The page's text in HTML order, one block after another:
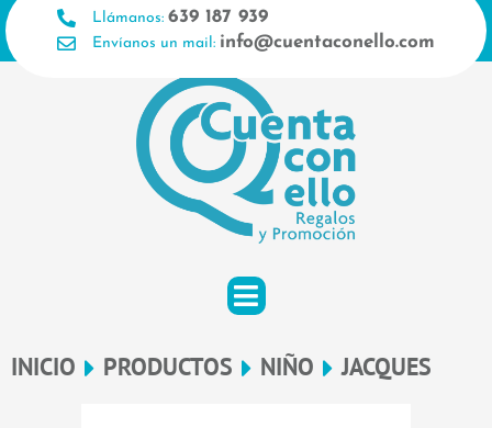
Ir
al
contenido
Llámanos: 639 187 939
Envíanos un mail: info@cuentaconello.com
INICIO PRODUCTOS NIÑO JACQUES